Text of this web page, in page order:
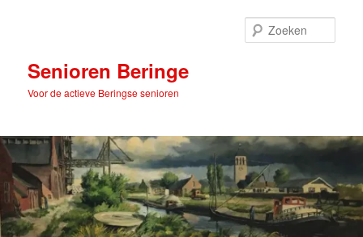
inhoudSenioren Beringe
Voor de actieve Beringse senioren